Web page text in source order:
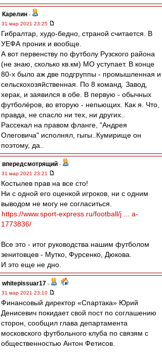
Карелин -
31 мар 2021 23:25
Гибралтар, худо-бедно, страной считается. В
УЕФА проник и вообще.
А вот первенству по футболу Рузского района
(не знаю, сколько кв.км) МО уступает. В конце
80-х было аж две подгруппы - промышленная и
сельскохозяйственная. По 8 команд. Завод,
херак, и заявился в обе. В первую - обычных
футболёров, во вторую - непьющих. Как я. Что,
правда, не спасло ни тех, ни других..
Рассекал на правом фланге, "Андрея
Олеговича" исполнял, гыгы..Кумирище он
поэтому, да..
впередсмотрящий -
31 мар 2021 23:21
Костылев прав на все сто!
Ни с одной его оценкой игроков, ни с одним
выводом не могу не согласиться.
https://www.sport-express.ru/football/j ... a-
1773836/
Все это - итог руководства нашим футболом
зенитовцев - Мутко, Фурсенко, Дюкова.
И это еще не дно.
whitepissuar17 -
31 мар 2021 23:10
Финансовый директор «Спартака» Юрий
Денисевич покидает свой пост по соглашению
сторон, сообщил глава департамента
московского футбольного клуба по связям с
общественностью Антон Фетисов.